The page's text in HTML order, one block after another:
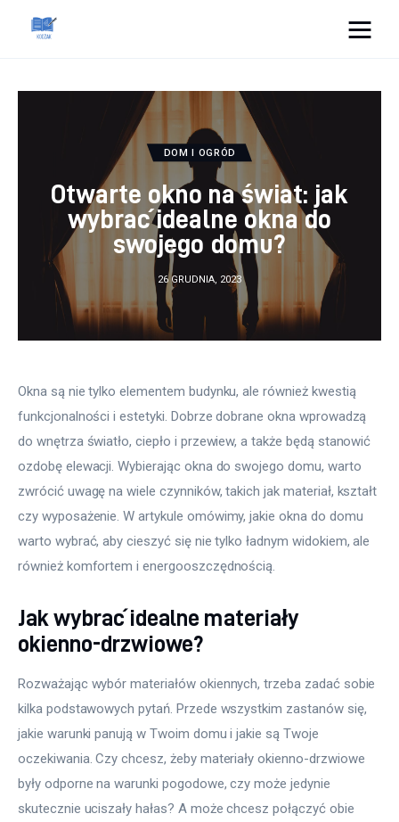
Dom i ogród
Zdrowie
Lifestyle
Uroda
Więcej
DOM I OGRÓD
Otwarte okno na świat: jak
wybrać idealne okna do
swojego domu?
26 GRUDNIA, 2023
Okna są nie tylko elementem budynku, ale również kwestią
funkcjonalności i estetyki. Dobrze dobrane okna wprowadzą
do wnętrza światło, ciepło i przewiew, a także będą stanowić
ozdobę elewacji. Wybierając okna do swojego domu, warto
zwrócić uwagę na wiele czynników, takich jak materiał, kształt
czy wyposażenie. W artykule omówimy, jakie okna do domu
warto wybrać, aby cieszyć się nie tylko ładnym widokiem, ale
również komfortem i energooszczędnością.
Jak wybrać idealne materiały
okienno-drzwiowe?
Rozważając wybór materiałów okiennych, trzeba zadać sobie
kilka podstawowych pytań. Przede wszystkim zastanów się,
jakie warunki panują w Twoim domu i jakie są Twoje
oczekiwania. Czy chcesz, żeby materiały okienno-drzwiowe
były odporne na warunki pogodowe, czy może jedynie
skutecznie uciszały hałas? A może chcesz połączyć obie